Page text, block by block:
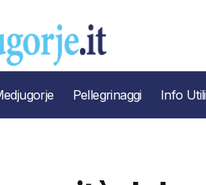
Pellegrinaggi Info Utili